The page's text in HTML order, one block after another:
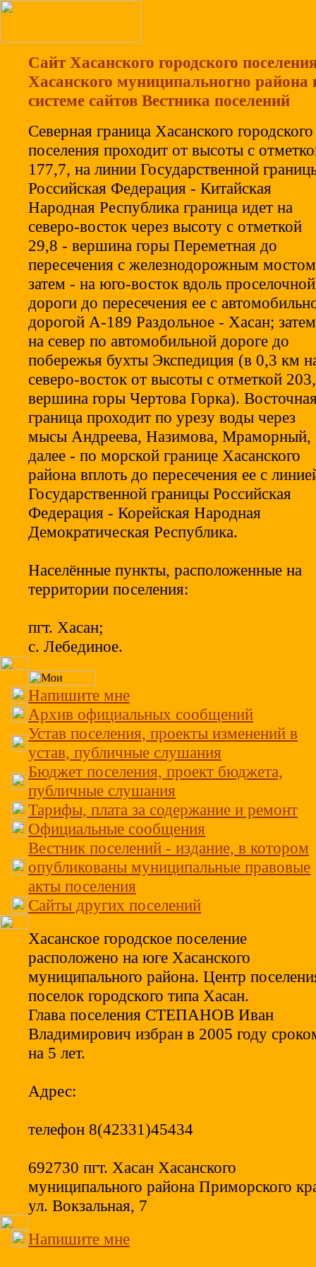
Сайт Хасанского городского
Хасанского муниципальногно района
системе сайтов Вестника поселений
Северная граница Хасанского городского
поселения проходит от высоты с
177,7, на линии Государственной
Российская Федерация - Китайская
Народная Республика граница идет на
северо-восток через высоту с отметкой
29,8 - вершина горы Переметная до
пересечения с железнодорожным
затем - на юго-восток вдоль проселочной
дороги до пересечения ее с
дорогой А-189 Раздольное - Хасан;
на север по автомобильной дороге до
побережья бухты Экспедиция (в 0,3 км
северо-восток от высоты с отметкой
вершина горы Чертова Горка).
граница проходит по урезу воды через
мысы Андреева, Назимова, Мраморный,
далее - по морской границе Хасанского
района вплоть до пересечения ее с
Государственной границы Российская
Федерация - Корейская Народная
Демократическая Республика.
Населённые пункты, расположенные на
территории поселения:
пгт. Хасан;
с. Лебединое.
Напишите мне
Архив официальных сообщений
Устав поселения, проекты изменений в
устав, публичные слушания
Бюджет поселения, проект бюджета,
публичные слушания
Тарифы, плата за содержание и ремонт
Официальные сообщения
Вестник поселений - издание, в котором
опубликованы муниципальные правовые
акты поселения
Сайты других поселений
Хасанское городское поселение
расположено на юге Хасанского
муниципального района. Центр
поселок городского типа Хасан.
Глава поселения СТЕПАНОВ Иван
Владимирович избран в 2005 году
на 5 лет.
Адрес:
телефон 8(42331)45434
692730 пгт. Хасан Хасанского
муниципального района Приморского
ул. Вокзальная, 7
Напишите мне